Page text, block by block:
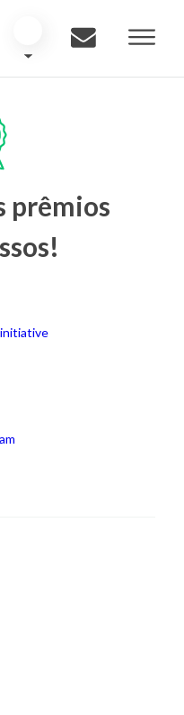
prêmios